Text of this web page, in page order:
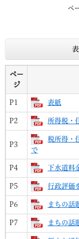
ペ
ペー
ジ
P1 表紙
P2 所得税・
P3
税所得・
で
P4 下水道
P5 行政評価
P6 まちの話
P7 まちの話